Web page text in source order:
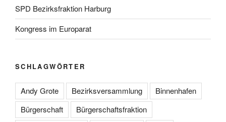
SPD Bezirksfraktion Harburg
Kongress im Europarat
SCHLAGWÖRTER
Andy Grote Bezirksversammlung
Binnenhafen
Bürgerschaft
Bürgerschaftsfraktion